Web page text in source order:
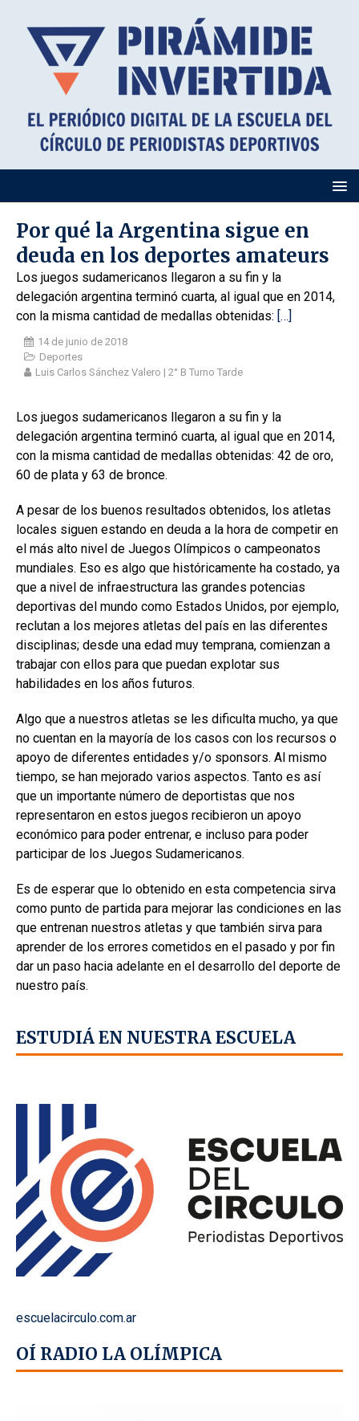
Por qué la Argentina sigue en
deuda en los deportes amateurs
Los juegos sudamericanos llegaron a su fin y la
delegación argentina terminó cuarta, al igual que en 2014,
con la misma cantidad de medallas obtenidas: […]
14 de junio de 2018
Deportes
Luis Carlos Sánchez Valero | 2° B Turno Tarde
Los juegos sudamericanos llegaron a su fin y la
delegación argentina terminó cuarta, al igual que en 2014,
con la misma cantidad de medallas obtenidas: 42 de oro,
60 de plata y 63 de bronce.
A pesar de los buenos resultados obtenidos, los atletas
locales siguen estando en deuda a la hora de competir en
el más alto nivel de Juegos Olímpicos o campeonatos
mundiales. Eso es algo que históricamente ha costado, ya
que a nivel de infraestructura las grandes potencias
deportivas del mundo como Estados Unidos, por ejemplo,
reclutan a los mejores atletas del país en las diferentes
disciplinas; desde una edad muy temprana, comienzan a
trabajar con ellos para que puedan explotar sus
habilidades en los años futuros.
Algo que a nuestros atletas se les dificulta mucho, ya que
no cuentan en la mayoría de los casos con los recursos o
apoyo de diferentes entidades y/o sponsors. Al mismo
tiempo, se han mejorado varios aspectos. Tanto es así
que un importante número de deportistas que nos
representaron en estos juegos recibieron un apoyo
económico para poder entrenar, e incluso para poder
participar de los Juegos Sudamericanos.
Es de esperar que lo obtenido en esta competencia sirva
como punto de partida para mejorar las condiciones en las
que entrenan nuestros atletas y que también sirva para
aprender de los errores cometidos en el pasado y por fin
dar un paso hacia adelante en el desarrollo del deporte de
nuestro país.
ESTUDIÁ EN NUESTRA ESCUELA
escuelacirculo.com.ar
OÍ RADIO LA OLÍMPICA